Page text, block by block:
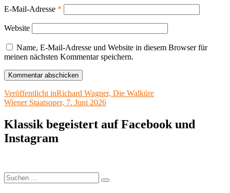
E-Mail-Adresse *
Website
Name, E-Mail-Adresse und Website in diesem Browser für
meinen nächsten Kommentar speichern.
Beitragsnavigation
Veröffentlicht inRichard Wagner, Die Walküre
Wiener Staatsoper, 7. Juni 2026
Klassik begeistert auf Facebook und
Instagram
Suchen
nach:
Suchen